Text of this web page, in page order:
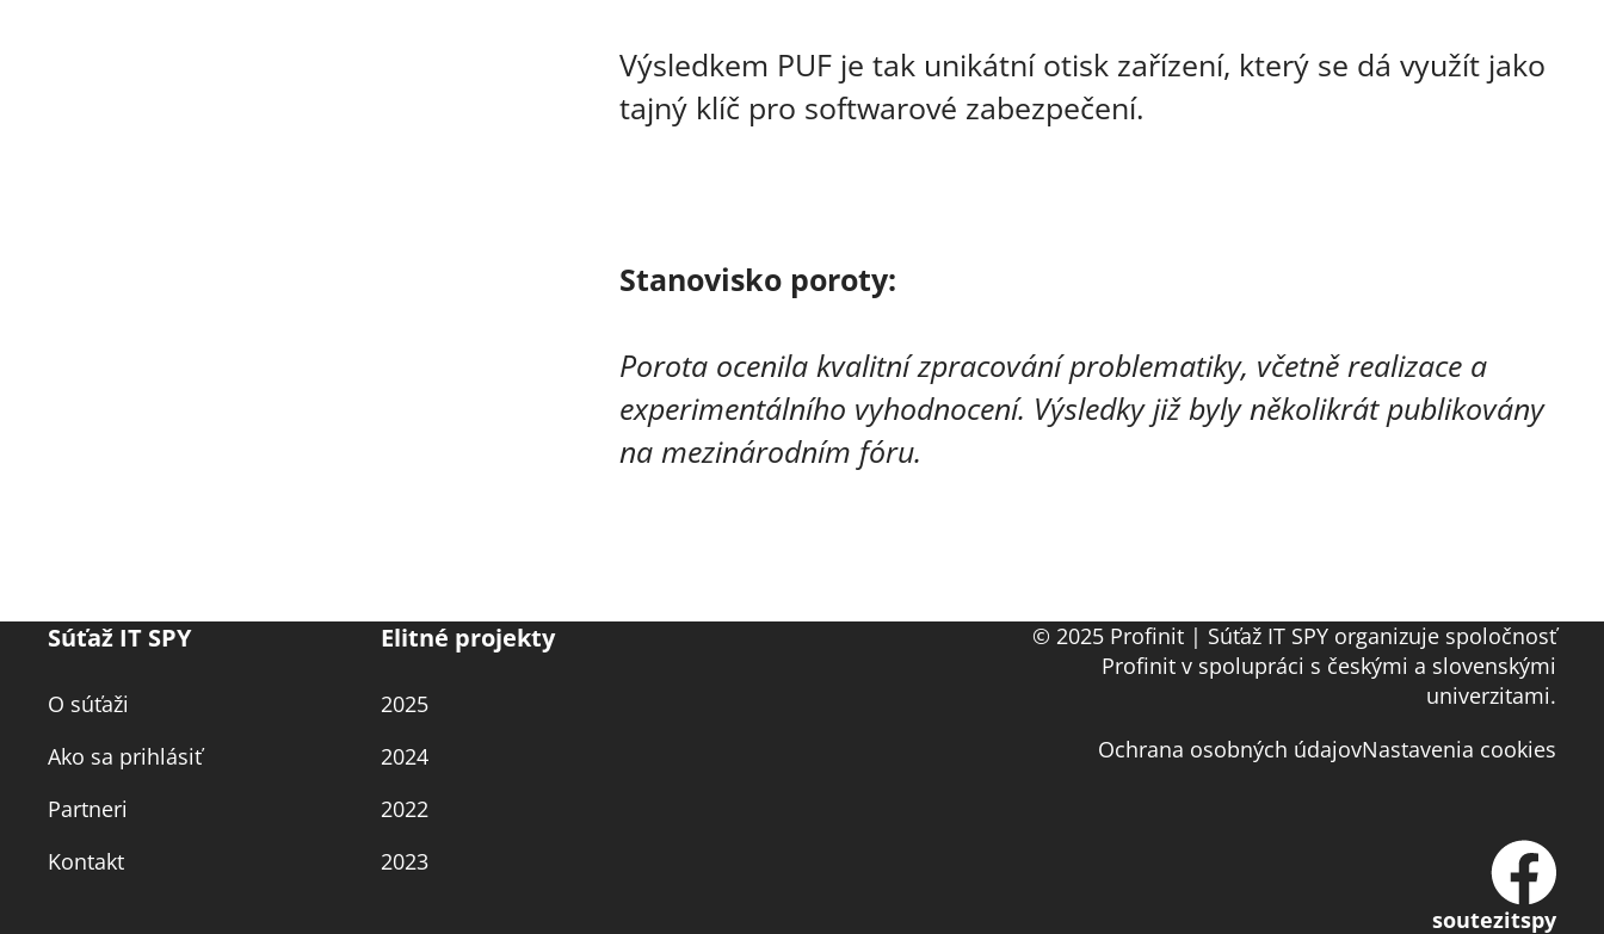
Výsledkem PUF je tak unikátní otisk zařízení, který se dá využít jako
tajný klíč pro softwarové zabezpečení.
Stanovisko poroty:
Porota ocenila kvalitní zpracování problematiky, včetně realizace a
experimentálního vyhodnocení. Výsledky již byly několikrát publikovány
na mezinárodním fóru.
Súťaž IT SPY
O súťaži
Ako sa prihlásiť
Partneri
Kontakt
Elitné projekty
2025
2024
2022
2023
© 2025 Profinit | Súťaž IT SPY organizuje spoločnosť
Profinit v spolupráci s českými a slovenskými
univerzitami.
Ochrana osobných údajovNastavenia cookies
soutezitspy